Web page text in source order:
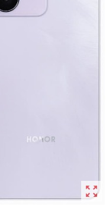
zoom_out_map